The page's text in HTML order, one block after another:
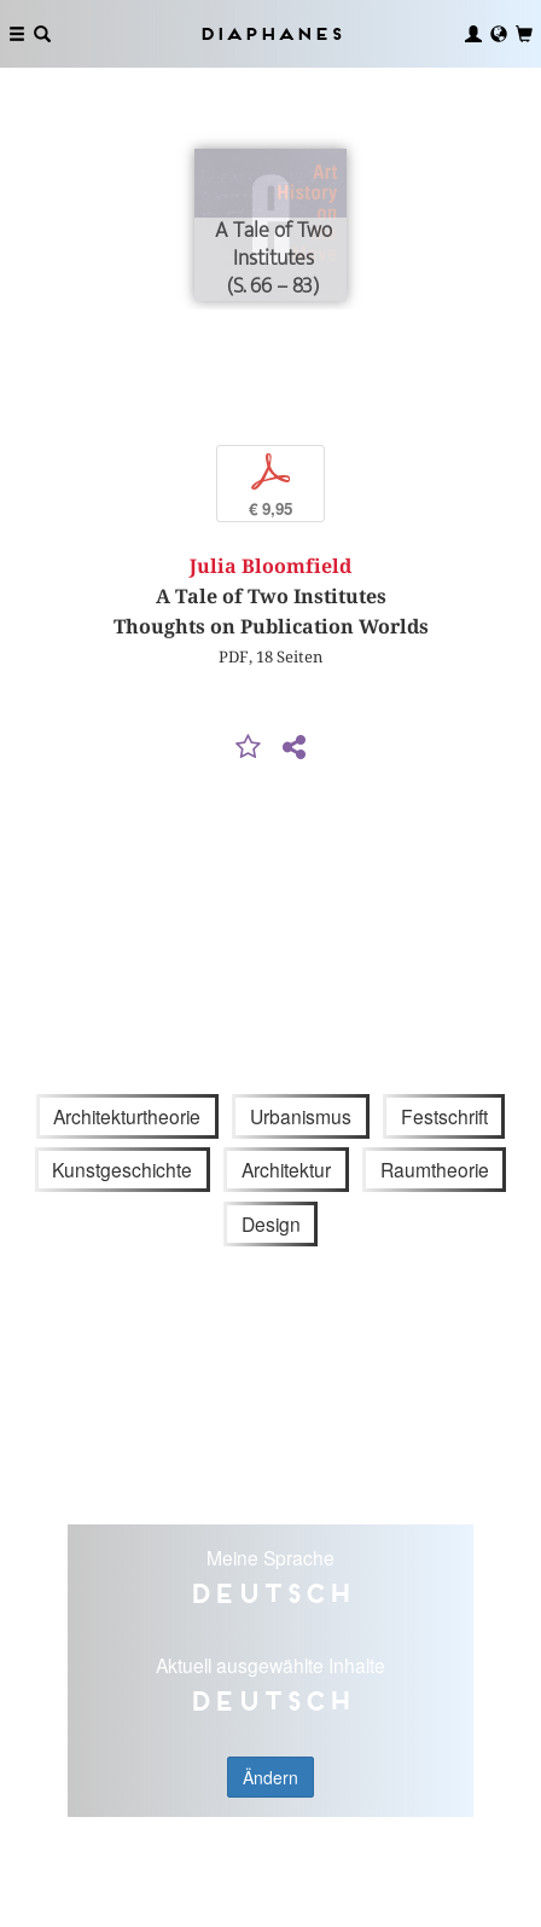
Diaphanes
A Tale of Two
Institutes
(S. 66 – 83)
p
€ 9,95
Julia Bloomfield
A Tale of Two Institutes
Thoughts on Publication Worlds
PDF, 18 Seiten
Architekturtheorie Urbanismus Festschrift
Kunstgeschichte Architektur Raumtheorie
Design
Meine Sprache
Deutsch
Aktuell ausgewählte Inhalte
Deutsch
Ändern